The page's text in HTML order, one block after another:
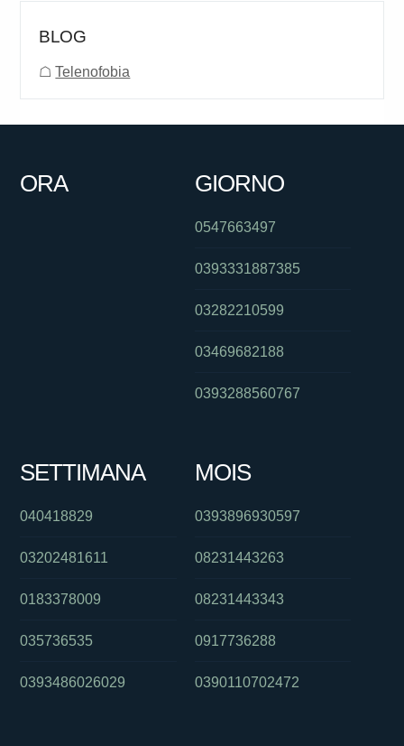
BLOG
☖Telenofobia
ORA GIORNO
0547663497
0393331887385
03282210599
03469682188
0393288560767
SETTIMANA
040418829
03202481611
0183378009
035736535
0393486026029
MOIS
0393896930597
08231443263
08231443343
0917736288
0390110702472